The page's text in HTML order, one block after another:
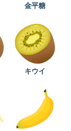
金平糖
キウイ